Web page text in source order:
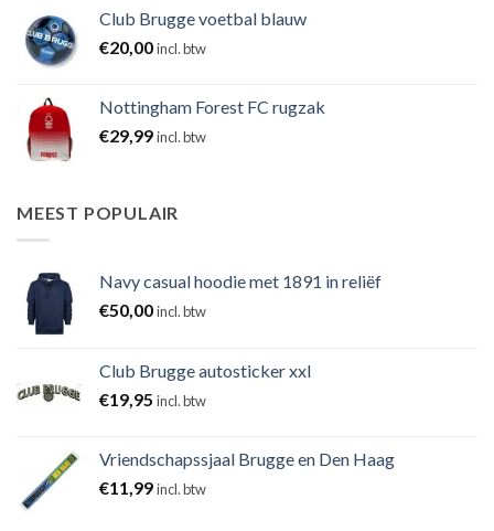
Club Brugge voetbal blauw
€20,00incl. btw
Nottingham Forest FC rugzak
€29,99incl. btw
MEEST POPULAIR
Navy casual hoodie met 1891 in reliëf
€50,00incl. btw
Club Brugge autosticker xxl
€19,95 incl. btw
Vriendschapssjaal Brugge en Den Haag
€11,99incl. btw